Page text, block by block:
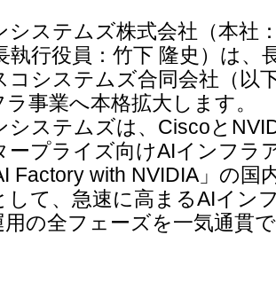
ステムズ株式会社（本社
執行役員：竹下 隆史）は、
コシステムズ合同会社（以
事業へ本格拡大します。
ステムズは、Ciscoと
ープライズ向けAIインフラ
Factory with NVIDIA」の国
して、急速に高まるAIイン
用の全フェーズを一気通貫